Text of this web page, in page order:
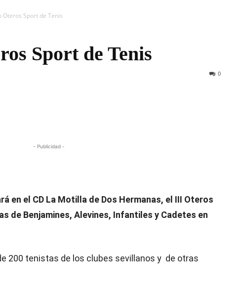
Oteros Sport de Tenis
Sport de Tenis
0
- Publicidad -
en el CD La Motilla de Dos Hermanas, el III Oteros
de Benjamines, Alevines, Infantiles y Cadetes en
200 tenistas de los clubes sevillanos y de otras